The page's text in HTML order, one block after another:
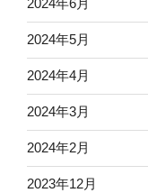
2024年6月
2024年5月
2024年4月
2024年3月
2024年2月
2023年12月